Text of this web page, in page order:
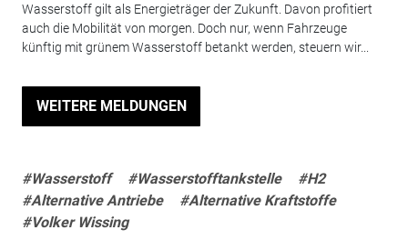
Wasserstoff gilt als Energieträger der Zukunft. Davon profitiert
auch die Mobilität von morgen. Doch nur, wenn Fahrzeuge
künftig mit grünem Wasserstoff betankt werden, steuern wir...
WEITERE MELDUNGEN
#Wasserstoff #Wasserstofftankstelle
#H2
#Alternative Antriebe
#Alternative Kraftstoffe
#Volker Wissing